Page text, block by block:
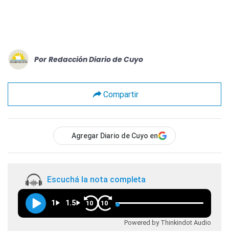
Por Redacción Diario de Cuyo
Compartir
Agregar Diario de Cuyo en
Escuchá la nota completa
1 1.5 10 10
Powered by Thinkindot Audio